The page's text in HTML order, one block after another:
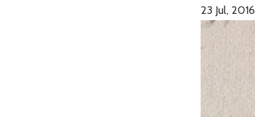
23 Jul, 2016